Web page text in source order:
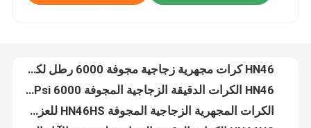
جولة في المعمل
ضبط الجودة
HN46 الكرات الدقيقة الزجاجية المجوفة 6000 Psi للبناء
الكرات المجهرية الزجاجية المجوفة HN46HS للعزل الحراري لشبكات الجيل الخامس
HN46HS الكرات الدقيقة الزجاجية لتسمين الآبار النفطية 10000 Psi